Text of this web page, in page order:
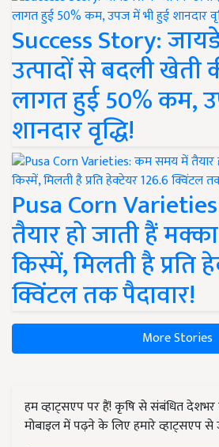
Success Story:
उत्पादों से बदली खेती
लागत हुई 50% कम,
शानदार वृद्धि!
Pusa Corn
तैयार हो जाती हैं
किस्में, मिलती है प्रति
क्विंटल तक पैदावार!
More Stories
हम व्हाट्सएप पर हैं! कृषि से संबंधित
मोबाइल में पढ़ने के लिए हमारे व्हाट्सएप से